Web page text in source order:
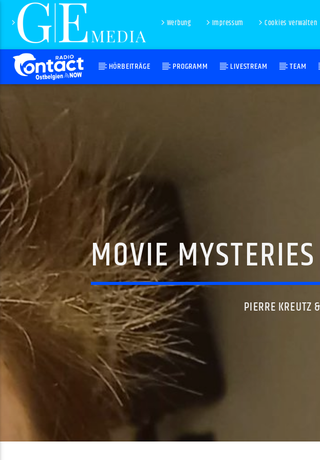
Werbung Impressum Cookies verwalten
HÖRBEITRÄGE PROGRAMM LIVESTREAM TEAM
MOVIE
PIERRE